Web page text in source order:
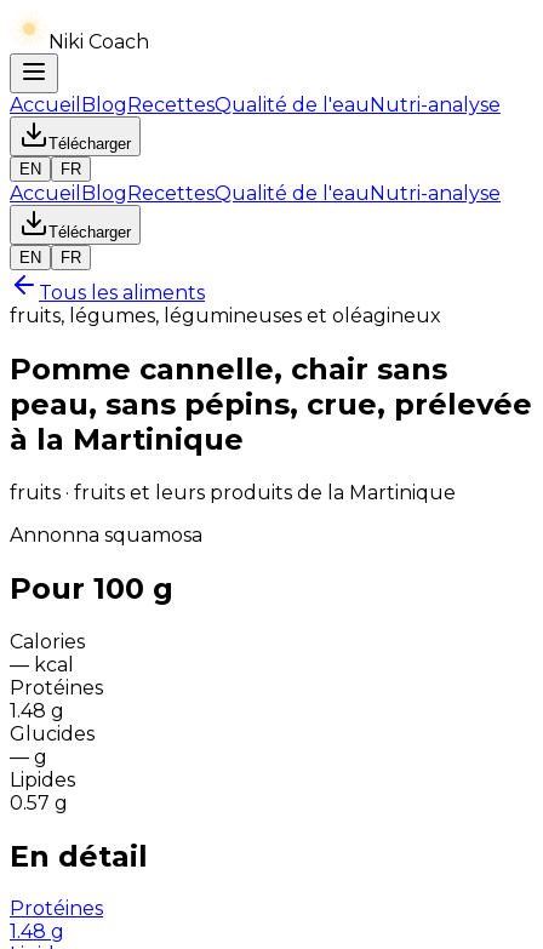
Niki Coach
Accueil BlogRecettesQualité de l'eauNutri-analyse
Télécharger
EN
FR
Accueil BlogRecettesQualité de l'eauNutri-analyse
Télécharger
EN
FR
Tous les aliments
fruits, légumes, légumineuses et oléagineux
Pomme cannelle, chair sans
peau, sans pépins, crue, prélevée
à la Martinique
fruits · fruits et leurs produits de la Martinique
Annonna squamosa
Pour 100 g
Calories
— kcal
Protéines
1.48 g
Glucides
— g
Lipides
0.57 g
En détail
Protéines
1.48 g